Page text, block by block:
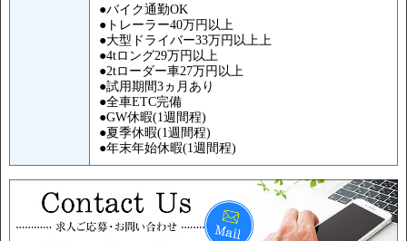
●バイク通勤OK
●トレーラー40万円以上
●大型ドライバー33万円以上上
●4tロング29万円以上
●2tローダー車27万円以上
●試用期間3ヵ月あり
●全車ETC完備
●GW休暇(1週間程)
●夏季休暇(1週間程)
●年末年始休暇(1週間程)